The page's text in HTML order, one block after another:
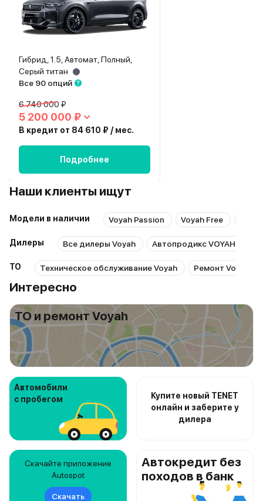
Гибрид, 1.5, Автомат, Полный,
Серый титан
Все 90 опций
6 740 000 ₽
5 200 000 ₽
В кредит от 84 610 ₽ / мес.
Подробнее
Наши клиенты ищут
Модели в наличии Voyah Passion Voyah Free
Дилеры Все дилеры Voyah Автопродикс VOYAH
ТО Техническое обслуживание Voyah Ремонт Voyah
Интересно
ТО и ремонт Voyah
Автомобили
с пробегом
Купите новый TENET
онлайн и заберите у
дилера
Скачайте приложение
Autospot
Скачать
Автокредит без
походов в банк